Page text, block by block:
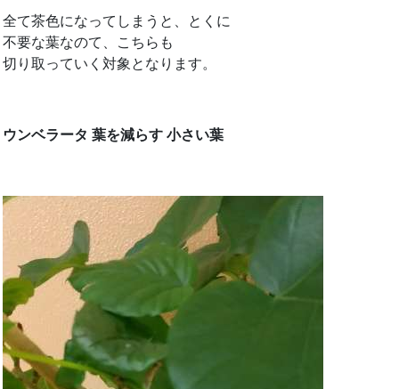
全て茶色になってしまうと、とくに
不要な葉なのて、こちらも
切り取っていく対象となります。
ウンベラータ 葉を減らす 小さい葉